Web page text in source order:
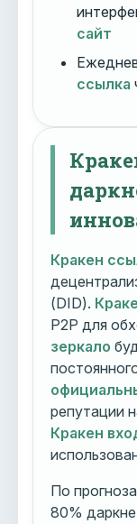
сайт
ссылка
Кракен
(DID).
P2P для
зеркало
репутации
Кракен
По
80%